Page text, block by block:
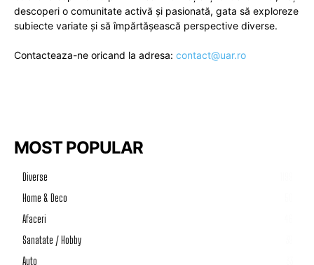
descoperi o comunitate activă și pasionată, gata să exploreze
subiecte variate și să împărtășească perspective diverse.
Contacteaza-ne oricand la adresa: contact@uar.ro
MOST POPULAR
Diverse
Home & Deco
Afaceri
Sanatate / Hobby
Auto